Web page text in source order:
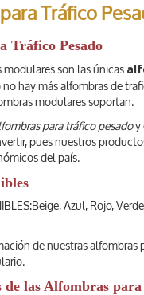
Tráfico
Tráfico Pesado
modulares son las únicas
no hay más alfombras de
modulares soportan.
para tráfico pesadoy
pues nuestros
del país.
Azul, Rojo,
de nuestras alfombras
de las Alfombras